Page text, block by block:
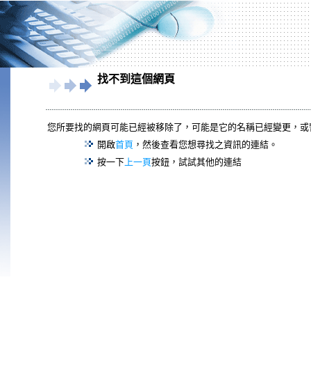
找不到這個網頁
您所要找的網頁可能已經被移除了，可能是它的名稱已經變更，
開啟首頁 ，然後查看您想尋找之資訊的連結。
按一下上一頁按鈕，試試其他的連結